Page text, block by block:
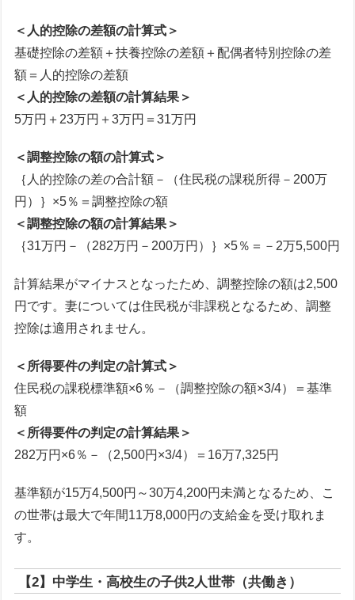
＜人的控除の差額の計算式＞
基礎控除の差額＋扶養控除の差額＋配偶者特別控除の差
額＝人的控除の差額
＜人的控除の差額の計算結果＞
5万円＋23万円＋3万円＝31万円
＜調整控除の額の計算式＞
｛人的控除の差の合計額－（住民税の課税所得－200万
円）｝×5％＝調整控除の額
＜調整控除の額の計算結果＞
｛31万円－（282万円－200万円）｝×5％＝－2万5,500円
計算結果がマイナスとなったため、調整控除の額は2,500
円です。妻については住民税が非課税となるため、調整
控除は適用されません。
＜所得要件の判定の計算式＞
住民税の課税標準額×6％－（調整控除の額×3/4）＝基準
額
＜所得要件の判定の計算結果＞
282万円×6％－（2,500円×3/4）＝16万7,325円
基準額が15万4,500円～30万4,200円未満となるため、こ
の世帯は最大で年間11万8,000円の支給金を受け取れま
す。
【2】中学生・高校生の子供2人世帯（共働き）